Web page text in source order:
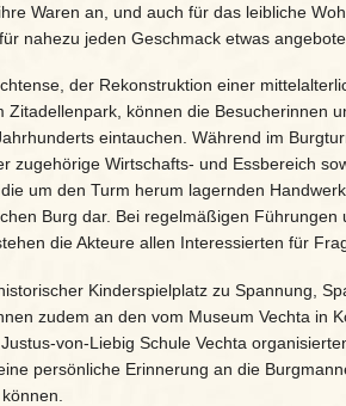
Waren an, und auch für das leibliche
nahezu jeden Geschmack etwas
der Rekonstruktion einer
Zitadellenpark, können die Besucherinnen
eintauchen. Während im
zugehörige Wirtschafts- und Essbereich
um den Turm herum lagernden
Burg dar. Bei regelmäßigen Führungen
die Akteure allen Interessierten für
Kinderspielplatz zu Spannung,
zudem an den vom Museum Vechta in
von-Liebig Schule Vechta
persönliche Erinnerung an die